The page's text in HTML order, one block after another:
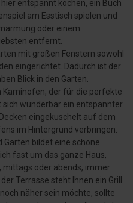
entspannt kochen, ein Buch
am Esstisch spielen und
oder einem
entfernt.
mit großen Fenstern sowohl
eingerichtet. Dadurch ist der
Blick in den Garten.
Kaminofen, der für die perfekte
wunderbar ein entspannter
eingekuschelt auf dem
im Hintergrund verbringen.
Garten bildet eine schöne
fast um das ganze Haus,
mittags oder abends, immer
Terrasse steht Ihnen ein Grill
näher sein möchte, sollte